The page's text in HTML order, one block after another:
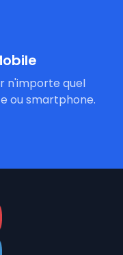
n'importe quel
ou smartphone.